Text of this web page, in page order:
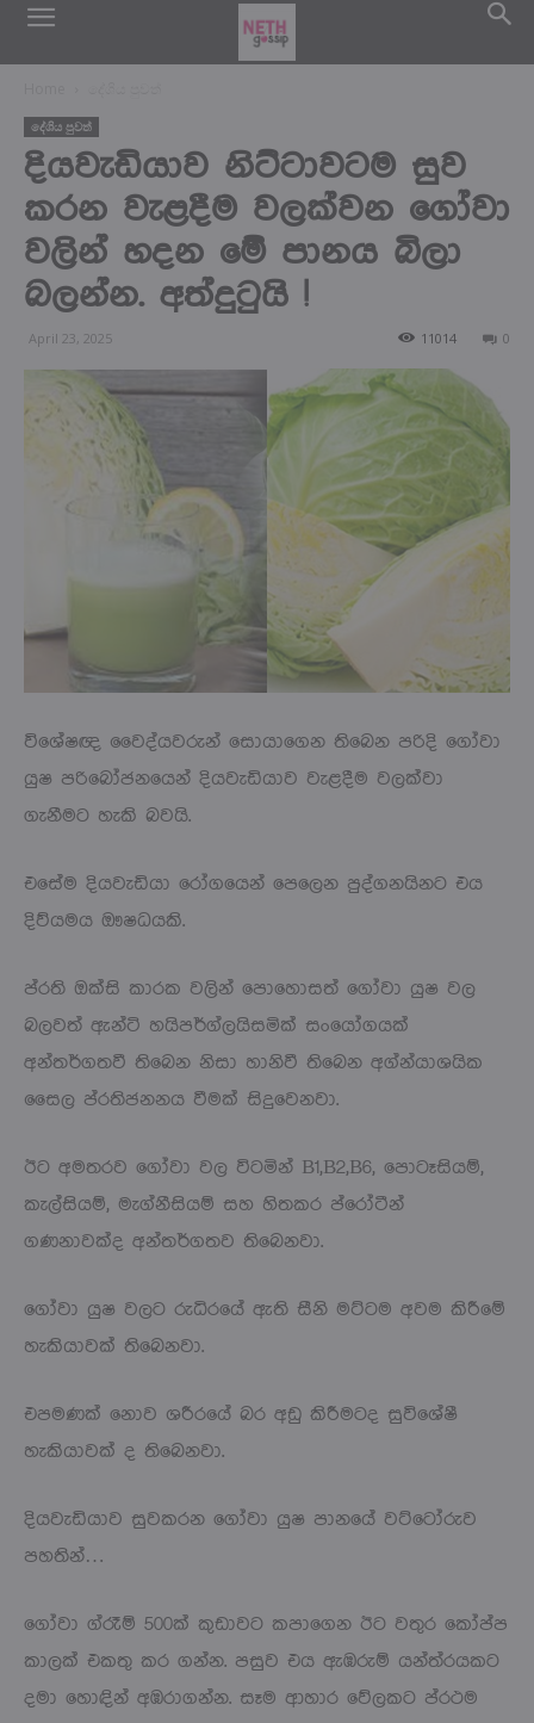
දේශිය පුවත්
දියවැඩියාව නිට්ටාවටම සුව
කරන වැළදීම වලක්වන ගෝවා
වලින් හදන මේ පානය බිලා
බලන්න. අත්දුටුයි !
April 23, 2025 0
11014
විශේෂඥ වෛද්යවරුන් සොයාගෙන තිබෙන පරිදි ගෝවා
යුෂ පරිබෝජනයෙන් දියවැඩියාව වැළදීම වලක්වා
ගැනීමට හැකි බවයි.
එසේම දියවැඩියා රෝගයෙන් පෙලෙන පුද්ගනයිනට එය
දිව්යමය ඖෂධයකි.
ප්රති ඔක්සි කාරක වලින් පොහොසත් ගෝවා යුෂ වල
බලවත් ඇන්ටි හයිපර්ග්ලයිසමික් සංයෝගයක්
අන්තර්ගතවී තිබෙන නිසා හානිවී තිබෙන අග්න්යාශයික
සෛල ප්රතිජනනය වීමක් සිදුවෙනවා.
ඊට අමතරව ගෝවා වල විටමින් B1,B2,B6, පොටෑසියම්,
කැල්සියම්, මැග්නීසියම් සහ හිතකර ප්රෝටීන්
ගණනාවක්ද අන්තර්ගතව තිබෙනවා.
ගෝවා යුෂ වලට රුධිරයේ ඇති සීනි මට්ටම අවම කිරීමේ
හැකියාවක් තිබෙනවා.
එපමණක් නොව ශරීරයේ බර අඩු කිරීමටද සුවිශේෂී
හැකියාවක් ද තිබෙනවා.
දියවැඩියාව සුවකරන ගෝවා යුෂ පානයේ වට්ටෝරුව
පහතින්…
ගෝවා ග්රෑම් 500ක් කුඩාවට කපාගෙන ඊට වතුර කෝප්ප
කාලක් එකතු කර ගන්න. පසුව එය ඇඹරුම් යන්ත්රයකට
දමා හොඳින් අඹරාගන්න. සෑම ආහාර වේලකට ප්රථම